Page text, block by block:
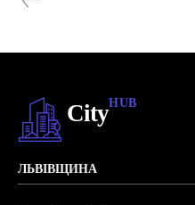
CityHUB
ЛЬВІВЩИНА